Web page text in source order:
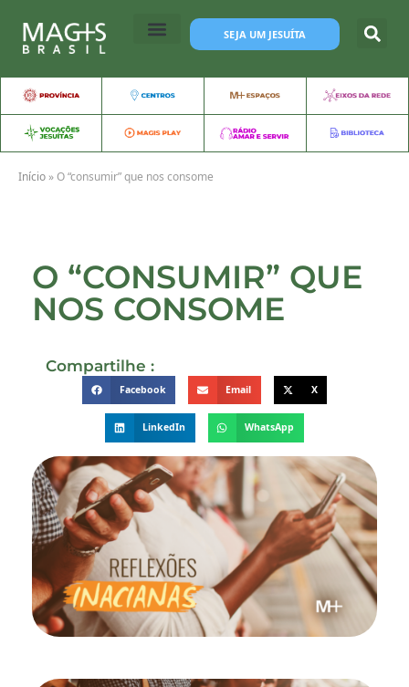
SEJA UM JESUÍTA
Início »O “consumir” que nos consome
O “CONSUMIR” QUE
NOS CONSOME
Compartilhe :
Facebook Email X
LinkedIn WhatsApp